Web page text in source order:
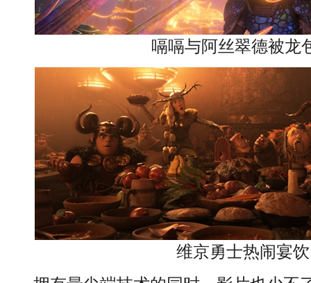
嗝嗝与阿丝翠德被龙
维京勇士热闹宴饮